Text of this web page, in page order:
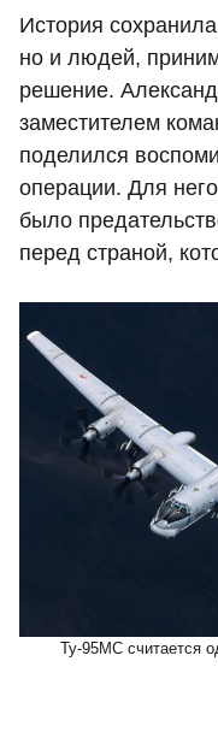
История
но и людей,
решение.
заместителем
поделился
операции. Для
было
перед страной,
Ту-95МС считается